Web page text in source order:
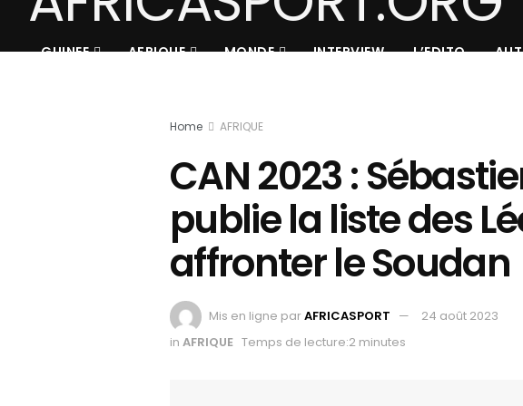
GUINEE AFRIQUE MONDE INTERVIEW L’EDITO
Home AFRIQUE
CAN 2023 :
publie la liste des
affronter le Soudan
Mis en ligne parAFRICASPORT
24 août 2023
in AFRIQUE Temps de lecture:2 minutes